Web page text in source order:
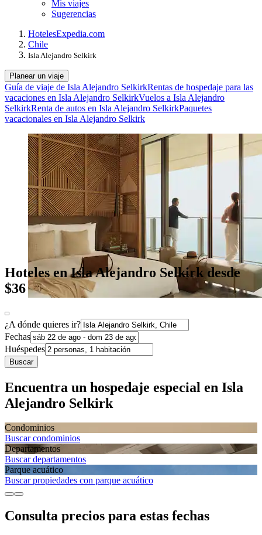
Mis viajes
Sugerencias
HotelesExpedia.com
Chile
Isla Alejandro Selkirk
Planear un viaje
Guía de viaje de Isla Alejandro SelkirkRentas de hospedaje para las
vacaciones en Isla Alejandro SelkirkVuelos a Isla Alejandro
SelkirkRenta de autos en Isla Alejandro SelkirkPaquetes
vacacionales en Isla Alejandro Selkirk
Hoteles en Isla Alejandro Selkirk desde
$36
¿A dónde quieres ir?
Fechas
Huéspedes
Buscar
Encuentra un hospedaje especial en Isla
Alejandro Selkirk
Condominios
Buscar condominios
Departa­mentos
Buscar departamentos
Parque acuático
Buscar propiedades con parque acuático
Consulta precios para estas fechas